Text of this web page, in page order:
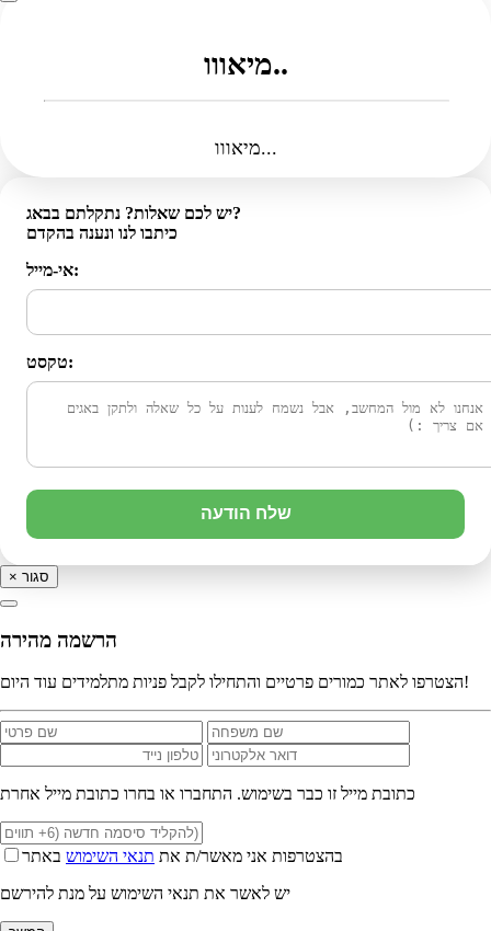
מיאווו..
מיאווו...
יש לכם שאלות? נתקלתם בבאג?
כיתבו לנו ונענה בהקדם
אי-מייל:
טקסט:
שלח הודעה
× סגור
הרשמה מהירה
הצטרפו לאתר כמורים פרטיים והתחילו לקבל פניות מתלמידים עוד היום!
כתובת מייל זו כבר בשימוש. התחברו או בחרו כתובת מייל אחרת
בהצטרפות אני מאשר/ת את תנאי השימוש באתר
יש לאשר את תנאי השימוש על מנת להירשם